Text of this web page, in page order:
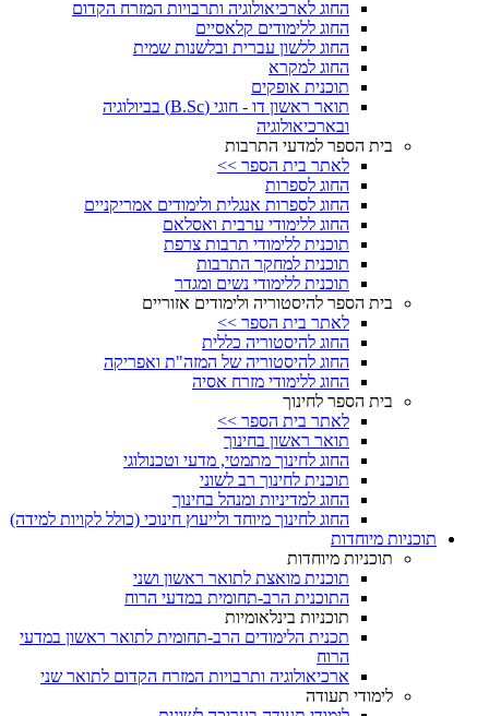
החוג לארכיאולוגיה ותרבויות המזרח הקדום
החוג ללימודים קלאסיים
החוג ללשון עברית ובלשנות שמית
החוג למקרא
תוכנית אופקים
תואר ראשון דו - חוגי (B.Sc) בביולוגיה
ובארכיאולוגיה
בית הספר למדעי התרבות
לאתר בית הספר >>
החוג לספרות
החוג לספרות אנגלית ולימודים אמריקניים
החוג ללימודי ערבית ואסלאם
תוכנית ללימודי תרבות צרפת
תוכנית למחקר התרבות
תוכנית ללימודי נשים ומגדר
בית הספר להיסטוריה ולימודים אזוריים
לאתר בית הספר >>
החוג להיסטוריה כללית
החוג להיסטוריה של המזה"ת ואפריקה
החוג ללימודי מזרח אסיה
בית הספר לחינוך
לאתר בית הספר >>
תואר ראשון בחינוך
החוג לחינוך מתמטי, מדעי וטכנולוגי
תוכנית לחינוך רב לשוני
החוג למדיניות ומנהל בחינוך
החוג לחינוך מיוחד ולייעוץ חינוכי (כולל לקויות למידה)
תוכניות מיוחדות
תוכניות מיוחדות
תוכנית מואצת לתואר ראשון ושני
התוכנית הרב-תחומית במדעי הרוח
תוכניות בינלאומיות
תכנית הלימודים הרב-תחומית לתואר ראשון במדעי
הרוח
ארכיאולוגיה ותרבויות המזרח הקדום לתואר שני
לימודי תעודה